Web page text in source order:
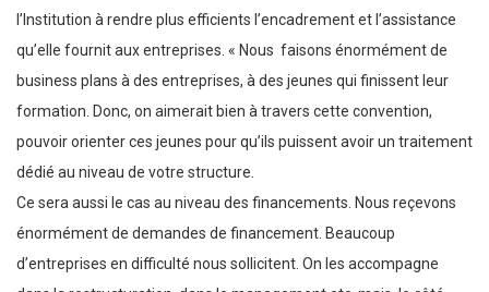
jeunes pour qu’ils puissent avoir un traitement dédié au niveau de
votre structure.
Ce sera aussi le cas au niveau des financements. Nous reçevons
énormément de demandes de financement. Beaucoup
d’entreprises en difficulté nous sollicitent. On les accompagne
dans la restructuration, dans le management etc. mais, le côté
financement, c’est le seul maillon de la chaîne qui nous manque.
On souhaiterait donc que vous puissiez nous compléter »,
explique-t-il.